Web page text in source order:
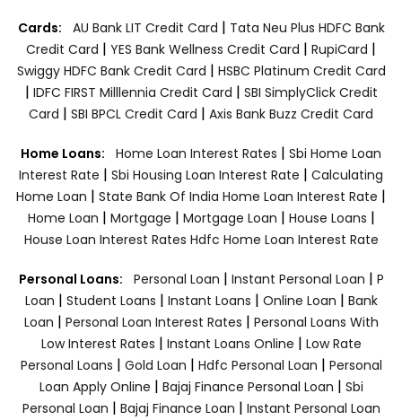
Cards: AU Bank LIT Credit Card | Tata Neu Plus HDFC Bank
Credit Card | YES Bank Wellness Credit Card | RupiCard |
Swiggy HDFC Bank Credit Card | HSBC Platinum Credit Card
| IDFC FIRST Milllennia Credit Card | SBI SimplyClick Credit
Card | SBI BPCL Credit Card | Axis Bank Buzz Credit Card
Home Loans: Home Loan Interest Rates | Sbi Home Loan
Interest Rate | Sbi Housing Loan Interest Rate | Calculating
Home Loan | State Bank Of India Home Loan Interest Rate |
Home Loan | Mortgage | Mortgage Loan | House Loans |
House Loan Interest Rates Hdfc Home Loan Interest Rate
Personal Loans: Personal Loan | Instant Personal Loan | P
Loan | Student Loans | Instant Loans | Online Loan | Bank
Loan | Personal Loan Interest Rates | Personal Loans With
Low Interest Rates | Instant Loans Online | Low Rate
Personal Loans | Gold Loan | Hdfc Personal Loan | Personal
Loan Apply Online | Bajaj Finance Personal Loan | Sbi
Personal Loan | Bajaj Finance Loan | Instant Personal Loan